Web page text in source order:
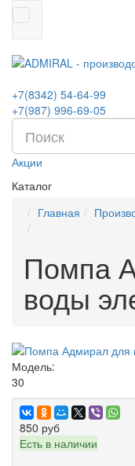
+7(8342) 54-64-99
+7(987) 996-69-05
Акции
Каталог
Главная
Помпа
воды
Модель:
30
850 руб
Есть в наличии